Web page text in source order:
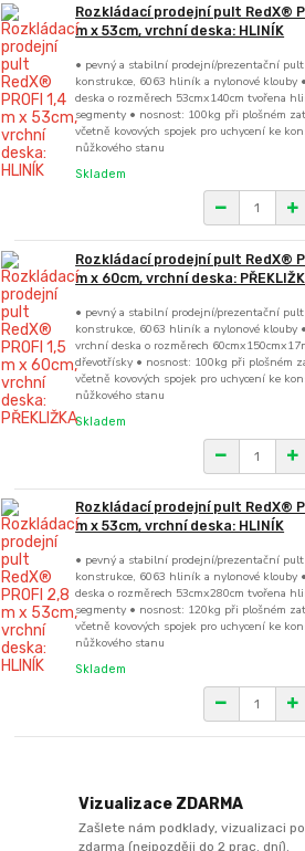
Rozkládací prodejní pult RedX®
m x 53cm, vrchní deska: HLINÍK
• pevný a stabilní prodejní/prezentační
konstrukce, 6063 hliník a nylonové klouby
deska o rozměrech 53cmx140cm tvořena
segmenty • nosnost: 100kg při plošném
včetně kovových spojek pro uchycení ke
nůžkového stanu
Skladem
Rozkládací prodejní pult RedX®
m x 60cm, vrchní deska:
• pevný a stabilní prodejní/prezentační
konstrukce, 6063 hliník a nylonové klouby
vrchní deska o rozměrech
dřevotřísky • nosnost: 100kg při plošném
včetně kovových spojek pro uchycení ke
nůžkového stanu
Skladem
Rozkládací prodejní pult RedX®
m x 53cm, vrchní deska: HLINÍK
• pevný a stabilní prodejní/prezentační
konstrukce, 6063 hliník a nylonové klouby
deska o rozměrech 53cmx280cm tvořena
segmenty • nosnost: 120kg při plošném
včetně kovových spojek pro uchycení ke
nůžkového stanu
Skladem
Vizualizace ZDARMA
Zašlete nám podklady, vizualizaci
zdarma (nejpozději do 2 prac. dní).